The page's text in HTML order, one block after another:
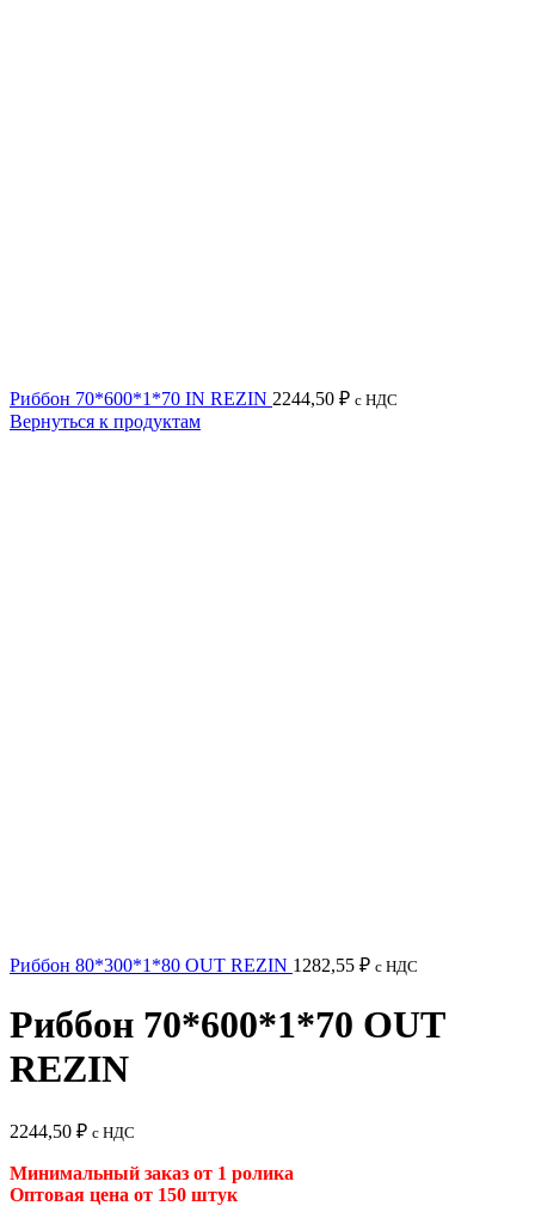
Риббон 70*600*1*70 IN REZIN 2244,50 ₽ с НДС
Вернуться к продуктам
Риббон 80*300*1*80 OUT REZIN 1282,55 ₽ с НДС
Риббон 70*600*1*70 OUT
REZIN
2244,50 ₽ с НДС
Минимальный заказ от 1 ролика
Оптовая цена от 150 штук